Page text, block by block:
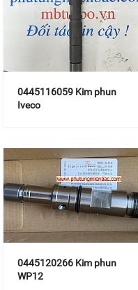
0445116059 Kim phun
Iveco
0445120266 Kim phun
WP12